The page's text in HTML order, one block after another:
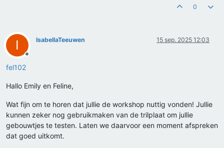
0
I
Offline
IsabellaTeeuwen 15 sep. 2025 12:03
fel102
Hallo Emily en Feline,
Wat fijn om te horen dat jullie de workshop nuttig vonden! Jullie
kunnen zeker nog gebruikmaken van de trilplaat om jullie
gebouwtjes te testen. Laten we daarvoor een moment afspreken
dat goed uitkomt.